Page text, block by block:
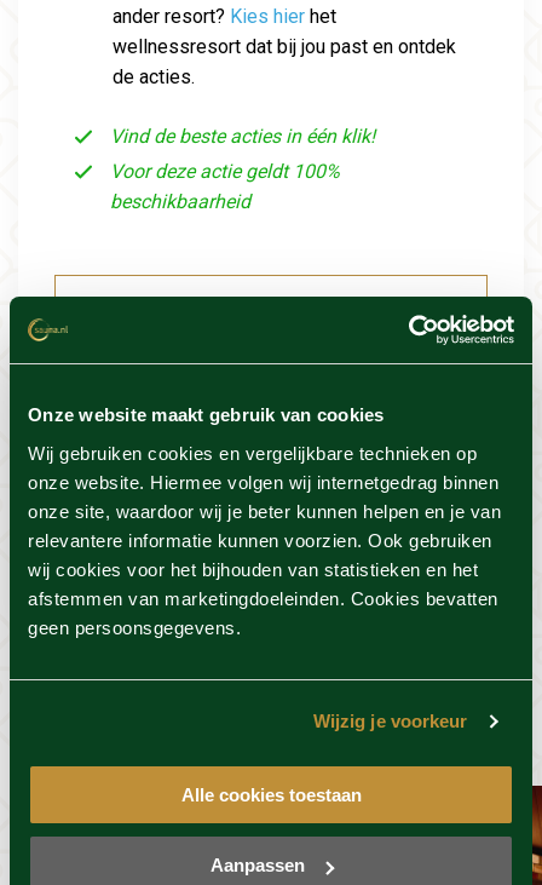
Onze website maakt gebruik van cookies
Wij gebruiken cookies en vergelijkbare technieken op
onze website. Hiermee volgen wij internetgedrag binnen
onze site, waardoor wij je beter kunnen helpen en je van
relevantere informatie kunnen voorzien. Ook gebruiken
wij cookies voor het bijhouden van statistieken en het
afstemmen van marketingdoeleinden. Cookies bevatten
geen persoonsgegevens.
Wijzig je voorkeur
Alle cookies toestaan
Aanpassen
ander resort? Kies hier het
wellnessresort dat bij jou past en ontdek
de acties.
Vind de beste acties in één klik!
Voor deze actie geldt 100%
beschikbaarheid
Locatie
Voorwaarden
Dit vind je misschien ook
wel leuk